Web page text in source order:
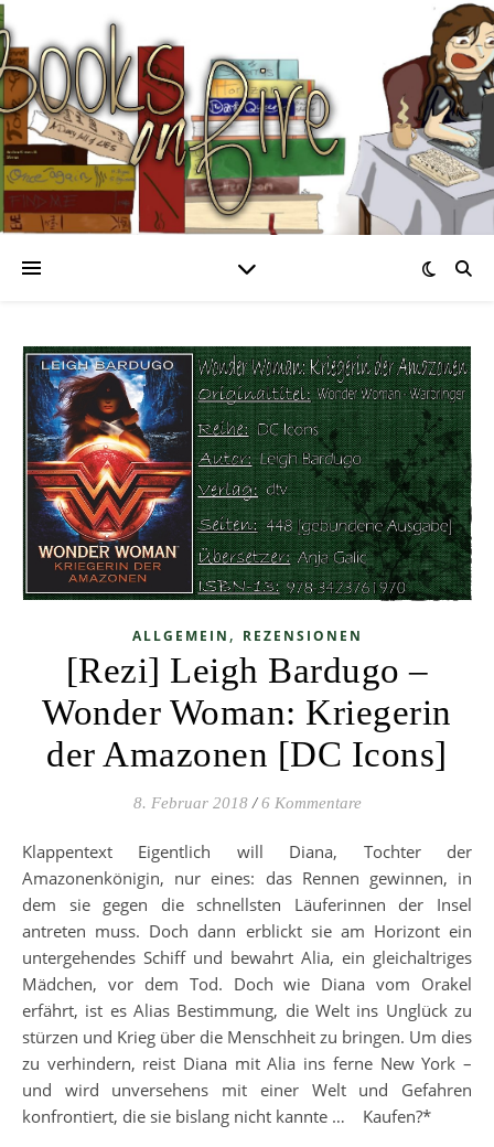
ALLGEMEIN , REZENSIONEN
[Rezi] Leigh Bardugo –
Wonder Woman: Kriegerin
der Amazonen [DC Icons]
8. Februar 2018 / 6 Kommentare
Klappentext Eigentlich will Diana, Tochter der
Amazonenkönigin, nur eines: das Rennen gewinnen, in
dem sie gegen die schnellsten Läuferinnen der Insel
antreten muss. Doch dann erblickt sie am Horizont ein
untergehendes Schiff und bewahrt Alia, ein gleichaltriges
Mädchen, vor dem Tod. Doch wie Diana vom Orakel
erfährt, ist es Alias Bestimmung, die Welt ins Unglück zu
stürzen und Krieg über die Menschheit zu bringen. Um dies
zu verhindern, reist Diana mit Alia ins ferne New York –
und wird unversehens mit einer Welt und Gefahren
konfrontiert, die sie bislang nicht kannte … Kaufen?*